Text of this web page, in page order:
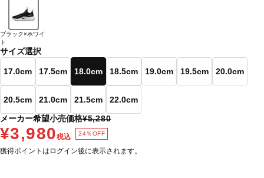
ブラック×ホワイ
ト
サイズ選択
17.0cm 17.5cm 18.0cm 18.5cm 19.0cm 19.5cm 20.0cm
20.5cm 21.0cm 21.5cm
22.0cm
メーカー希望小売価格¥5,280
¥3,980税込 24％OFF
獲得ポイントはログイン後に表示されます。